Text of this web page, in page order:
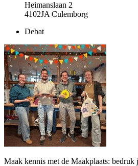
Heimanslaan 2
4102JA Culemborg
Debat
Maak kennis met de Maakplaats: bedruk